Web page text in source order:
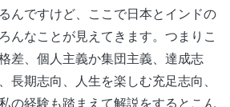
んですけど、ここで日本とインドの
んなことが見えてきます。つまりこ
差、個人主義か集団主義、達成志
長期志向、人生を楽しむ充足志向、
の経験も踏まえて解説をするとこん